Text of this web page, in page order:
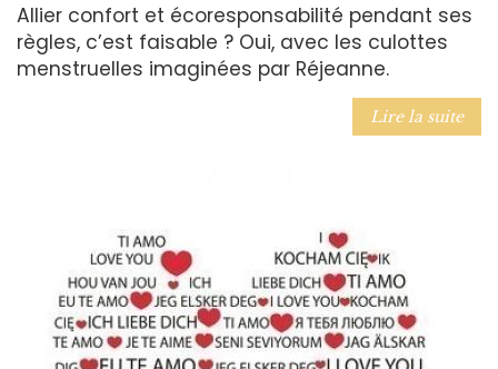
Allier confort et écoresponsabilité pendant ses
règles, c’est faisable ? Oui, avec les culottes
menstruelles imaginées par Réjeanne.
Lire la suite